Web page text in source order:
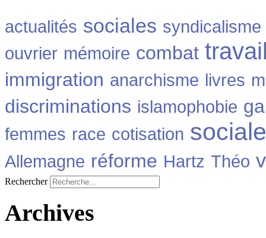
actualités sociales syndicalisme
ouvrier mémoire combat
immigration anarchisme livres
discriminations islamophobie
femmes race cotisation sociale
Allemagne réforme Hartz Théo
Rechercher
Archives